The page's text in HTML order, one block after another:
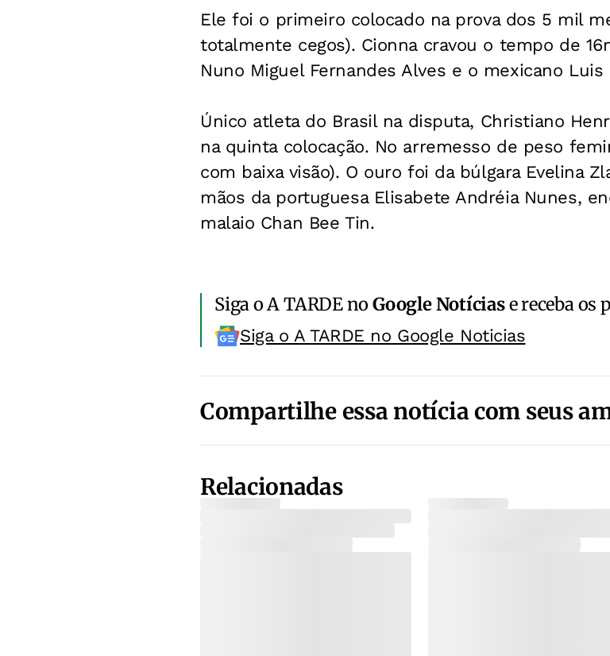
Ele foi o primeiro colocado na prova dos 5 mil
totalmente cegos). Cionna cravou o tempo de
Nuno Miguel Fernandes Alves e o mexicano Luis
Único atleta do Brasil na disputa, Christiano
na quinta colocação. No arremesso de peso
com baixa visão). O ouro foi da búlgara Evelina
mãos da portuguesa Elisabete Andréia Nunes,
malaio Chan Bee Tin.
Siga o A TARDE noGoogle Notíciase receba os
Siga o A TARDE no Google Noticias
Compartilhe essa notícia com seus
Relacionadas